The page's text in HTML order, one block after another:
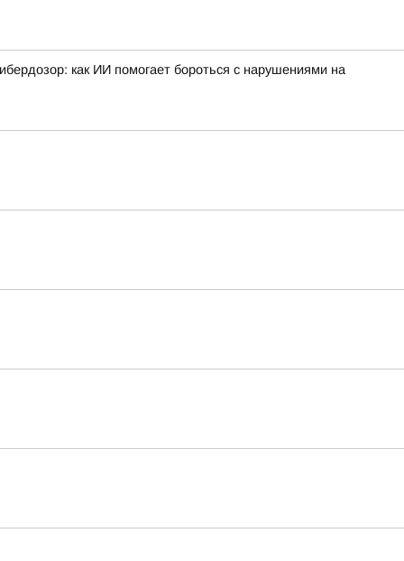
как ИИ помогает бороться с нарушениями на